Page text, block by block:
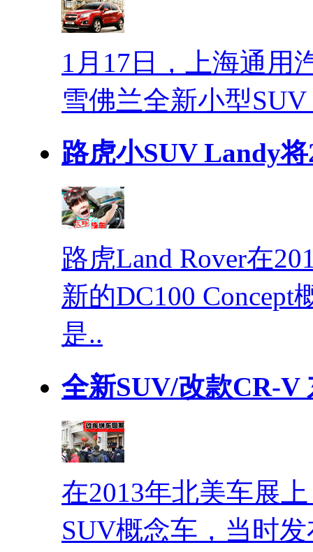
1月17日，上海通用
雪佛兰全新小型
路虎小SUV Landy
路虎Land Rover在
新的DC100
是..
全新SUV/改款CR-V
在2013年北美车展
SUV概念车，当时